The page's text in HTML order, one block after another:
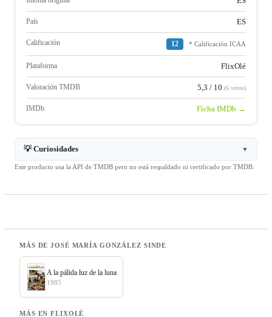
País ES
Calificación 12 * Calificación ICAA
Plataforma FlixOlé
Valoración TMDB 5,3 / 10 (6 votos)
IMDb Ficha IMDb →
💡 Curiosidades ▼
Este producto usa la API de TMDB pero no está respaldado ni certificado por TMDB.
MÁS DE JOSÉ MARÍA GONZÁLEZ SINDE
A la pálida luz de la luna
1985
MÁS EN FLIXOLÉ